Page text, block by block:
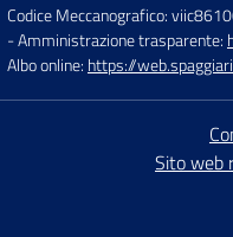
Codice Meccanografico:
- Amministrazione trasparente:
Albo online: https://
Sito web